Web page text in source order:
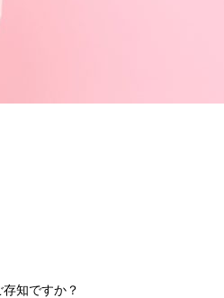
知ですか？